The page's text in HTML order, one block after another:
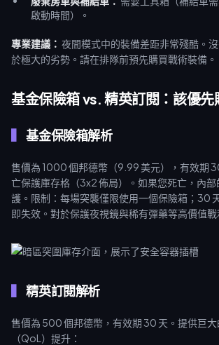
啟動時間）。
專業建議： 夜間模式中的裝備差距非常殘酷。
於極大的劣勢。請在排隊前預先購買戰術裝備。
基金保險箱 vs. 精英訂閱：該優先
基金保險箱解析
售價為 1000 個邦德幣（9.99 美元），有效期
亡保護庫存格（3x2 佈局）。如果您死亡，內
護。限制：每場突襲僅限使用一個保險箱；30
即失效。對於保護夜視鏡與稀有彈藥等高價值戰
精英訂閱解析
售價為 500 個邦德幣，有效期 30 天。提供巨
（QoL）提升：